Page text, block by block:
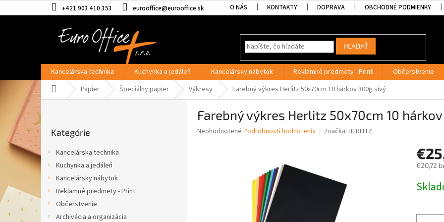
na
+421 903 410 353 eurooffice@eurooffice.sk O NÁS KONTAKTY DOPRAVA OBCHODNÉ PODMIENKY
HĽADAŤ
Kancelárska technika Kuchynka a jedáleň Kancelársky nábytok Reklamné predmety - Print Občerstvenie
DomovPapier Špeciálny papier Výkresy Farebný výkres Herlitz 50x70cm 10 hárkov 300g sivý
o
č
p
a
l
kategórie
Kategórie
Kancelárska technika
Kuchynka a jedáleň
Kancelársky nábytok
Reklamné predmety - Print
Občerstvenie
Archivácia a organizácia
Farebný výkres Herlitz 50x70cm 10
Priemerné
Neohodnotené Podrobnosti hodnotenia Značka: HERLITZ
€20,72
cena: